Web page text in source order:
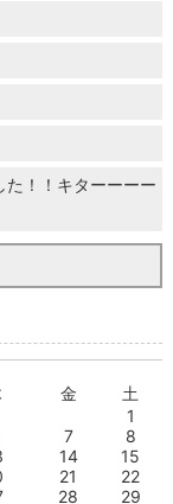
！！キターーーー
金
土
1
7
8
14
15
21
22
28
29